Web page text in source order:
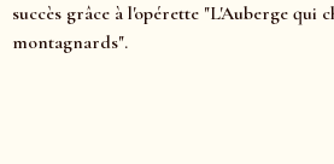
succès grâce à l'opérette "L'Auberge qui
montagnards".